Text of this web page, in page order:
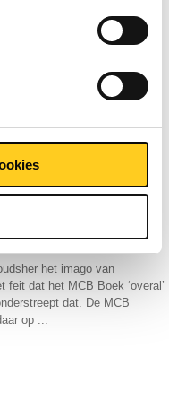
ook bij het erts. In dit
aluminiumoxide: Al2O3. ...
metaal:
de klant”
het imago van
feit dat het MCB Boek ‘overal’
dat. De MCB
op ...